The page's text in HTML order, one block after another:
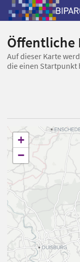
Öffentliche
Auf dieser Karte
die einen Startpunkt
+
−